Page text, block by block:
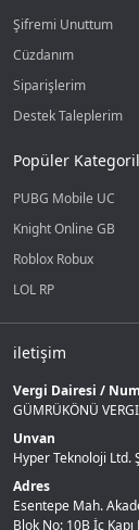
Şifremi Unuttum
Cüzdanım
Siparişlerim
Destek Taleplerim
Popüler
PUBG Mobile UC
Knight Online GB
Roblox Robux
LOL RP
iletişim
Vergi Dairesi /
GÜMRÜKÖNÜ
Unvan
Hyper Teknoloji Ltd.
Adres
Esentepe Mah.
Blok No: 10B İç